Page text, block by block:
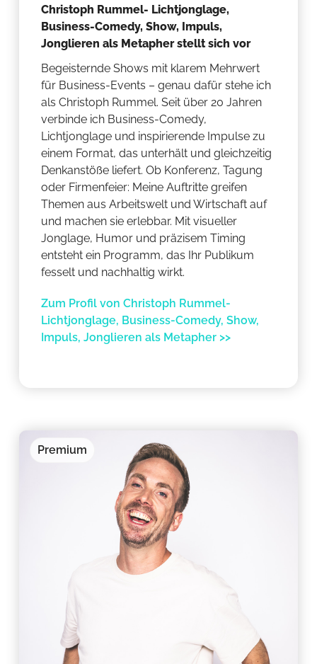
Christoph Rummel- Lichtjonglage,
Business-Comedy, Show, Impuls,
Jonglieren als Metapher stellt sich vor
Begeisternde Shows mit klarem Mehrwert
für Business-Events – genau dafür stehe ich
als Christoph Rummel. Seit über 20 Jahren
verbinde ich Business-Comedy,
Lichtjonglage und inspirierende Impulse zu
einem Format, das unterhält und gleichzeitig
Denkanstöße liefert. Ob Konferenz, Tagung
oder Firmenfeier: Meine Auftritte greifen
Themen aus Arbeitswelt und Wirtschaft auf
und machen sie erlebbar. Mit visueller
Jonglage, Humor und präzisem Timing
entsteht ein Programm, das Ihr Publikum
fesselt und nachhaltig wirkt.
Zum Profil von Christoph Rummel-
Lichtjonglage, Business-Comedy, Show,
Impuls, Jonglieren als Metapher >>
Premium